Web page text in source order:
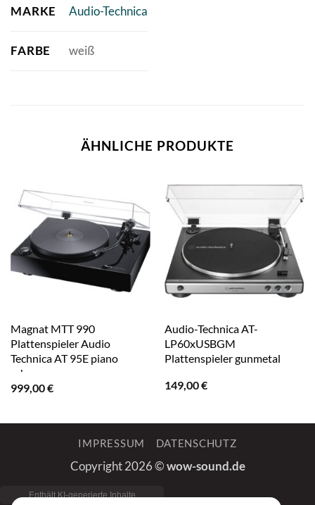
MARKE Audio-Technica
FARBE weiß
ÄHNLICHE PRODUKTE
Magnat MTT 990
Plattenspieler Audio
Technica AT 95E piano
schwarz
999,00€
Audio-Technica AT-
LP60xUSBGM
Plattenspieler gunmetal
149,00€
IMPRESSUM DATENSCHUTZ
Copyright 2026 ©wow-sound.de